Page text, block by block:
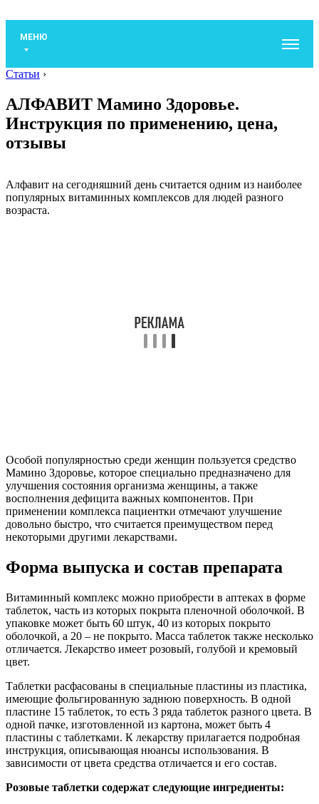
МЕНЮ
Статьи ›
АЛФАВИТ Мамино Здоровье.
Инструкция по применению, цена,
отзывы
Алфавит на сегодняшний день считается одним из наиболее
популярных витаминных комплексов для людей разного
возраста.
Особой популярностью среди женщин пользуется средство
Мамино Здоровье, которое специально предназначено для
улучшения состояния организма женщины, а также
восполнения дефицита важных компонентов. При
применении комплекса пациентки отмечают улучшение
довольно быстро, что считается преимуществом перед
некоторыми другими лекарствами.
Форма выпуска и состав препарата
Витаминный комплекс можно приобрести в аптеках в форме
таблеток, часть из которых покрыта пленочной оболочкой. В
упаковке может быть 60 штук, 40 из которых покрыто
оболочкой, а 20 – не покрыто. Масса таблеток также несколько
отличается. Лекарство имеет розовый, голубой и кремовый
цвет.
Таблетки расфасованы в специальные пластины из пластика,
имеющие фольгированную заднюю поверхность. В одной
пластине 15 таблеток, то есть 3 ряда таблеток разного цвета. В
одной пачке, изготовленной из картона, может быть 4
пластины с таблетками. К лекарству прилагается подробная
инструкция, описывающая нюансы использования. В
зависимости от цвета средства отличается и его состав.
Розовые таблетки содержат следующие ингредиенты: